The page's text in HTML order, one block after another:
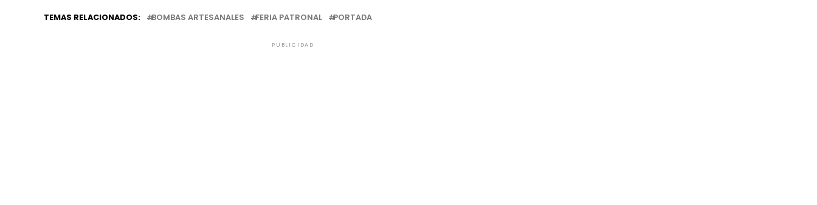
TEMAS RELACIONADOS: BOMBAS ARTESANALES FERIA PATRONAL PORTADA
PUBLICIDAD